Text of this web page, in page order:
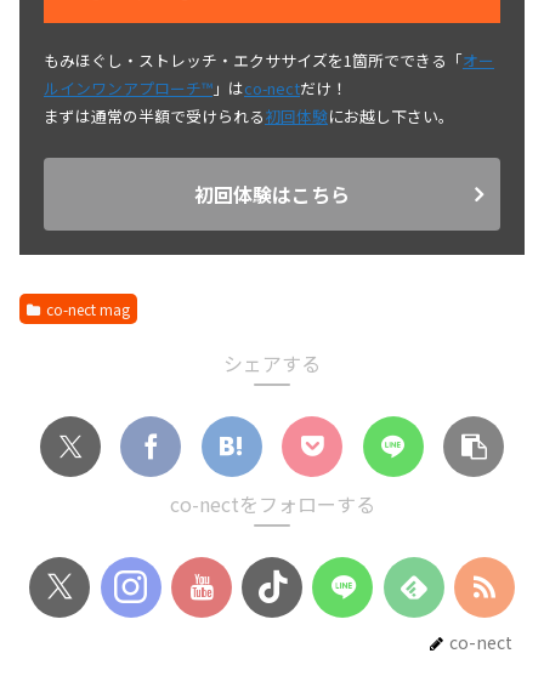
もみほぐし・ストレッチ・エクササイズを1箇所でできる「オー
ルインワンアプローチ™ 」はco-nectだけ！
まずは通常の半額で受けられる初回体験にお越し下さい。
初回体験はこちら
co-nect mag
シェアする
co-nectをフォローする
co-nect